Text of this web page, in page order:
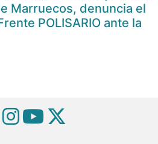
Marruecos, denuncia el
POLISARIO ante la